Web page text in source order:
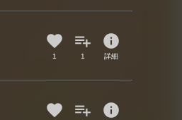
1 1
info
詳細
info